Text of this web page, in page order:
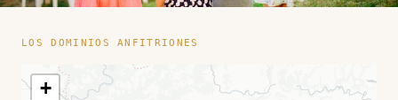
LOS DOMINIOS ANFITRIONES
+